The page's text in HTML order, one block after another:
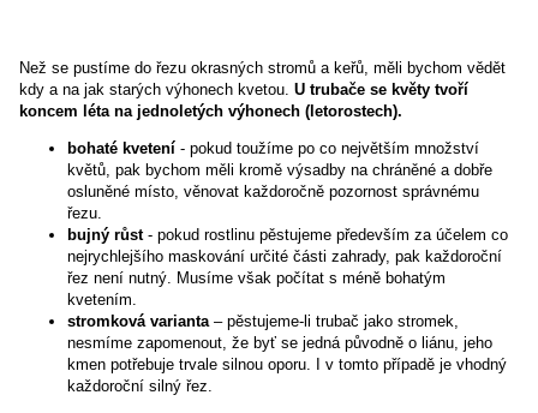
Než se pustíme do řezu okrasných stromů a keřů, měli bychom vědět
kdy a na jak starých výhonech kvetou. U trubače se květy tvoří
koncem léta na jednoletých výhonech (letorostech).
bohaté kvetení - pokud toužíme po co největším množství
květů, pak bychom měli kromě výsadby na chráněné a dobře
osluněné místo, věnovat každoročně pozornost správnému
řezu.
bujný růst- pokud rostlinu pěstujeme především za účelem co
nejrychlejšího maskování určité části zahrady, pak každoroční
řez není nutný. Musíme však počítat s méně bohatým
kvetením.
stromková varianta– pěstujeme-li trubač jako stromek,
nesmíme zapomenout, že byť se jedná původně o liánu, jeho
kmen potřebuje trvale silnou oporu. I v tomto případě je vhodný
každoroční silný řez.